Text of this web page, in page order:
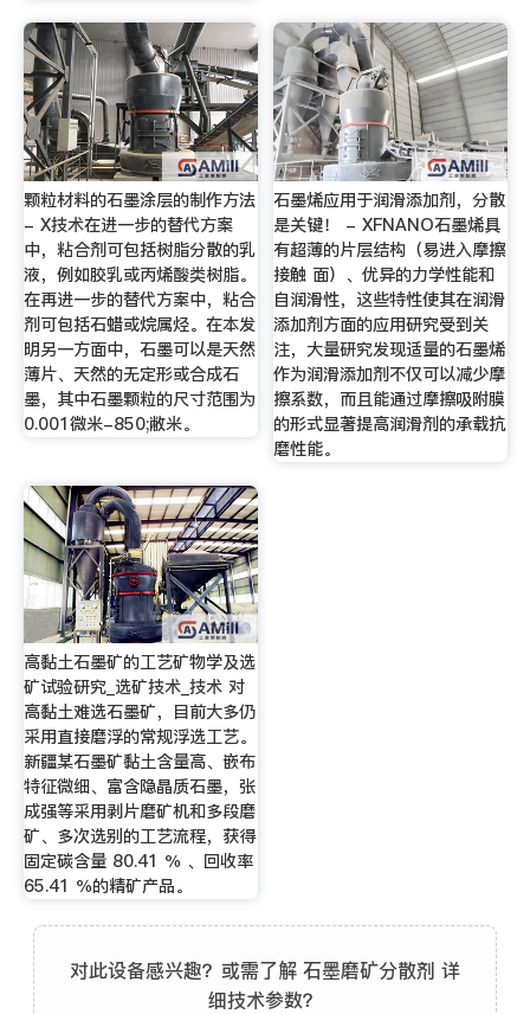
颗粒材料的石墨涂层的制作方法
- X技术在进一步的替代方案
中，粘合剂可包括树脂分散的乳
液，例如胶乳或丙烯酸类树脂。
在再进一步的替代方案中，粘合
剂可包括石蜡或烷属烃。在本发
明另一方面中，石墨可以是天然
薄片、天然的无定形或合成石
墨，其中石墨颗粒的尺寸范围为
0.001微米-850;敝米。
石墨烯应用于润滑添加剂，分散
是关键！ - XFNANO石墨烯具
有超薄的片层结构（易进入摩擦
接触 面）、优异的力学性能和
自润滑性，这些特性使其在润滑
添加剂方面的应用研究受到关
注，大量研究发现适量的石墨烯
作为润滑添加剂不仅可以减少摩
擦系数，而且能通过摩擦吸附膜
的形式显著提高润滑剂的承载抗
磨性能。
高黏土石墨矿的工艺矿物学及选
矿试验研究_选矿技术_技术 对
高黏土难选石墨矿，目前大多仍
采用直接磨浮的常规浮选工艺。
新疆某石墨矿黏土含量高、嵌布
特征微细、富含隐晶质石墨，张
成强等采用剥片磨矿机和多段磨
矿、多次选别的工艺流程，获得
固定碳含量 80.41 ％ 、回收率
65.41 ％的精矿产品。
对此设备感兴趣？或需了解 石墨磨矿分散剂 详
细技术参数？